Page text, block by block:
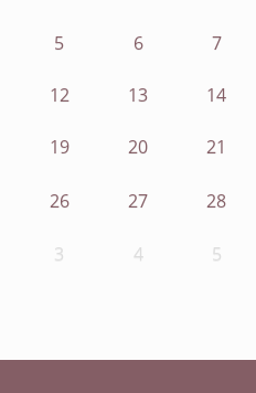
5 6 7
12 13 14
19 20 21
26 27 28
3 4 5